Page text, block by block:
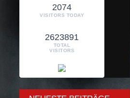
2074
VISITORS TODAY
2623891
TOTAL
VISITORS